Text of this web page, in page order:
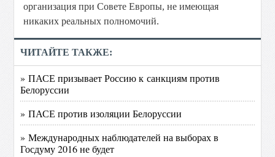
организация при Совете Европы, не имеющая
никаких реальных полномочий.
ЧИТАЙТЕ ТАКЖЕ:
» ПАСЕ призывает Россию к санкциям против
Белоруссии
» ПАСЕ против изоляции Белоруссии
» Международных наблюдателей на выборах в
Госдуму 2016 не будет